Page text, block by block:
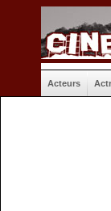
Acteurs